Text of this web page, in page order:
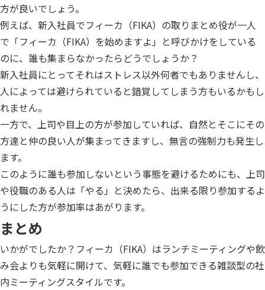
方が良いでしょう。
例えば、新入社員でフィーカ（FIKA）の取りまとめ役が一人
で「フィーカ（FIKA）を始めますよ」と呼びかけをしている
のに、誰も集まらなかったらどうでしょうか？
新入社員にとってそれはストレス以外何者でもありませんし、
人によっては避けられていると錯覚してしまう方もいるかもし
れません。
一方で、上司や目上の方が参加していれば、自然とそこにその
方達と仲の良い人が集まってきますし、無言の強制力も発生し
ます。
このように誰も参加しないという事態を避けるためにも、上司
や役職のある人は「やる」と決めたら、出来る限り参加するよ
うにした方が参加率はあがります。
まとめ
いかがでしたか？フィーカ（FIKA）はランチミーティングや飲
み会よりも気軽に開けて、気軽に誰でも参加できる雑談型の社
内ミーティングスタイルです。